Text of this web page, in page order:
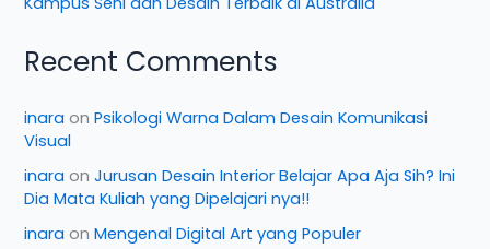
Recent Comments
inara onPsikologi Warna Dalam Desain Komunikasi
Visual
inara onJurusan Desain Interior Belajar Apa Aja Sih? Ini
Dia Mata Kuliah yang Dipelajari nya!!
inara onMengenal Digital Art yang Populer